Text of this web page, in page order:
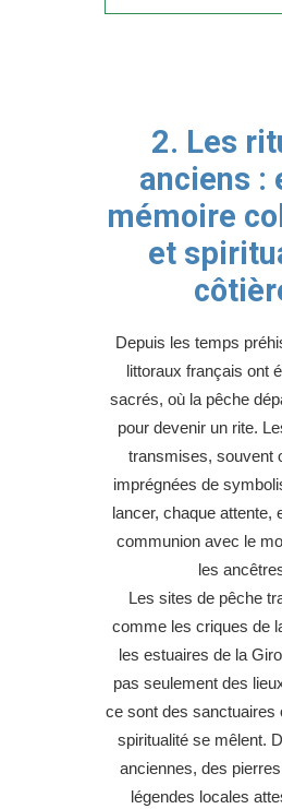
2. Les
anciens :
mémoire
et
Depuis les temps
littoraux français ont
sacrés, où la pêche
pour devenir un rite.
transmises, souvent
imprégnées de
lancer, chaque attente,
communion avec le
les
Les sites de pêche
comme les criques de
les estuaires de la
pas seulement des
ce sont des sanctuaires
spiritualité se mêlent.
anciennes, des
légendes locales